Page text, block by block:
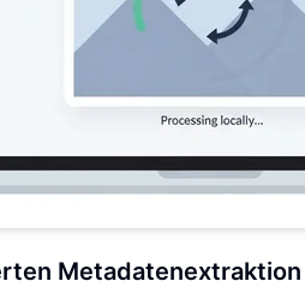
Metadatenextraktion